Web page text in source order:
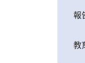
報
教